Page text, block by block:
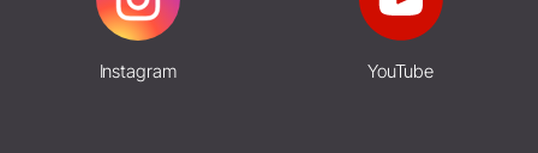
Instagram YouTube